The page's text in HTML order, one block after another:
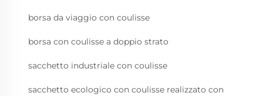
borsa da viaggio con coulisse
borsa con coulisse a doppio strato
sacchetto industriale con coulisse
sacchetto ecologico con coulisse realizzato con